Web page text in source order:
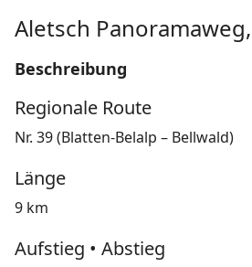
Aletsch
Beschreibung
Regionale Route
Nr. 39 (Blatten-Belalp – Bellwald)
Länge
9 km
Aufstieg • Abstieg